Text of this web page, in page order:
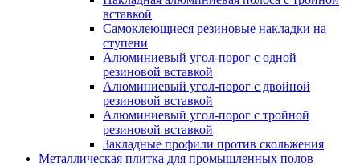
вставкой
Самоклеющиеся резиновые накладки на
ступени
Алюминиевый угол-порог с одной
резиновой вставкой
Алюминиевый угол-порог с двойной
резиновой вставкой
Алюминиевый угол-порог с тройной
резиновой вставкой
Закладные профили против скольжения
Металлическая плитка для промышленных полов